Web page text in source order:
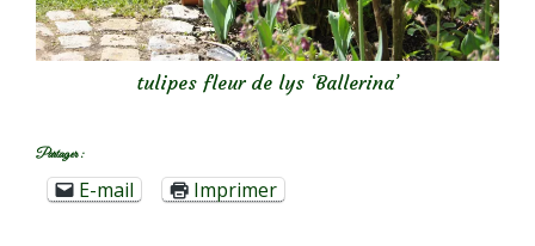
tulipes fleur de lys ‘Ballerina’
Partager :
E-mail Imprimer